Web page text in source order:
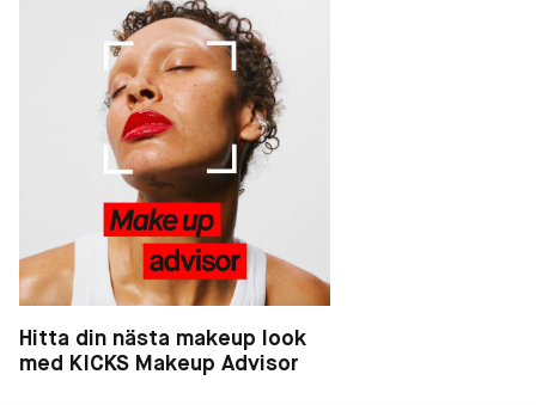
Hitta din nästa makeup look
med KICKS Makeup Advisor